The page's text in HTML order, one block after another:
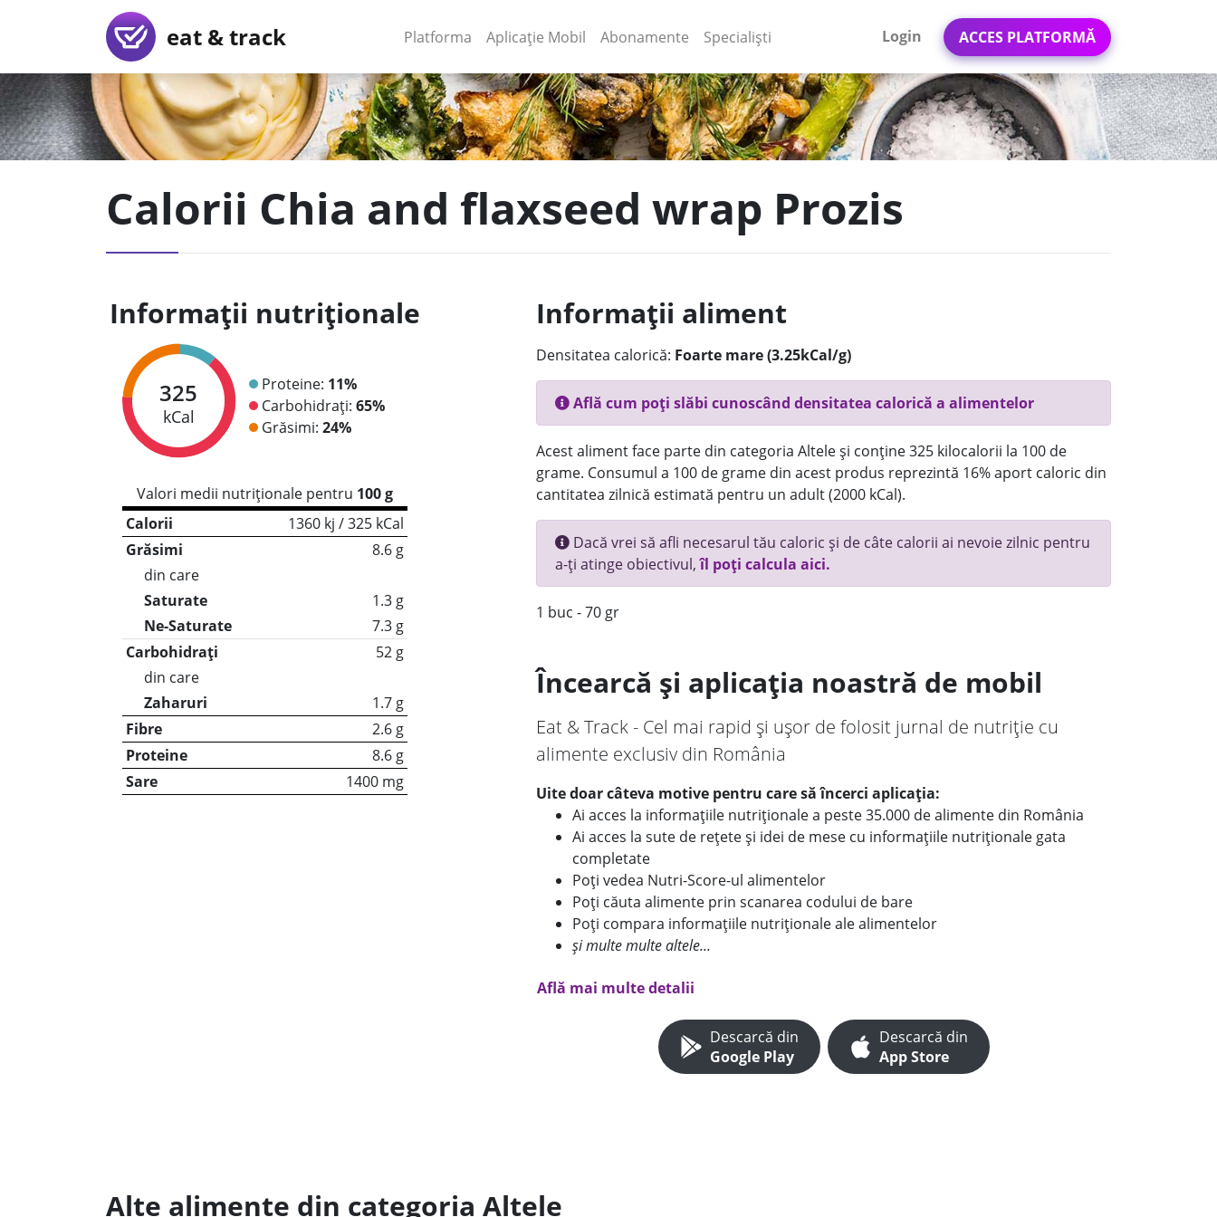
eat & track Platforma (current)
Aplicație Mobil (current)
Abonamente Specialiști Login ACCES PLATFORMĂ
Calorii Chia and flaxseed wrap Prozis
Informații nutriționale
325
kCal
Proteine: 11%
Carbohidrați: 65%
Grăsimi: 24%
Valori medii nutriționale pentru 100 g
Calorii
1360 kj / 325 kCal
Grăsimi
8.6 g
din care
Saturate
1.3 g
Ne-Saturate
7.3 g
Carbohidrați
52 g
din care
Zaharuri
1.7 g
Fibre
2.6 g
Proteine
8.6 g
Sare
1400 mg
Informații aliment
Densitatea calorică: Foarte mare (3.25kCal/g)
Află cum poți slăbi cunoscând densitatea calorică a alimentelor
Acest aliment face parte din categoria Altele și conține 325 kilocalorii la 100 de
grame. Consumul a 100 de grame din acest produs reprezintă 16% aport caloric din
cantitatea zilnică estimată pentru un adult (2000 kCal).
Dacă vrei să afli necesarul tău caloric și de câte calorii ai nevoie zilnic pentru
a-ți atinge obiectivul,îl poți calcula aici.
1 buc - 70 gr
Încearcă și aplicația noastră de mobil
Eat & Track - Cel mai rapid și ușor de folosit jurnal de nutriție cu
alimente exclusiv din România
Uite doar câteva motive pentru care să încerci aplicația:
Ai acces la informațiile nutriționale a peste 35.000 de alimente din România
Ai acces la sute de rețete și idei de mese cu informațiile nutriționale gata
completate
Poți vedea Nutri-Score-ul alimentelor
Poți căuta alimente prin scanarea codului de bare
Poți compara informațiile nutriționale ale alimentelor
și multe multe altele...
Află mai multe detalii
Descarcă din
Google Play
Descarcă din
App Store
Alte alimente din categoria Altele